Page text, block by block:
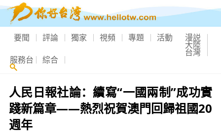
要聞 評論 獨家 視頻 專題 活動 漫説
大陸
台灣
服務台 綜合
人民日報社論：續寫“一國兩制”成功實
踐新篇章——熱烈祝賀澳門回歸祖國20
週年